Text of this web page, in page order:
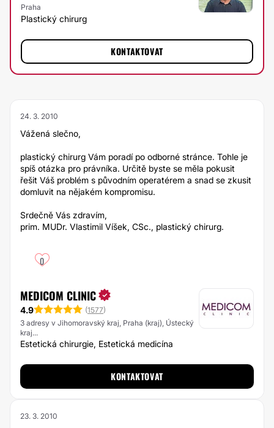
Praha
Plastický chirurg
KONTAKTOVAT
24. 3. 2010
Vážená slečno,
plastický chirurg Vám poradí po odborné stránce. Tohle je
spíš otázka pro právníka. Určitě byste se měla pokusit
řešit Váš problém s původním operatérem a snad se zkusit
domluvit na nějakém kompromisu.
Srdečně Vás zdravím,
prim. MUDr. Vlastimil Víšek, CSc., plastický chirurg.
0
MEDICOM CLINIC
4.9 (1577)
3 adresy v Jihomoravský kraj, Praha (kraj), Ústecký
kraj...
Estetická chirurgie, Estetická medicína
KONTAKTOVAT
23. 3. 2010